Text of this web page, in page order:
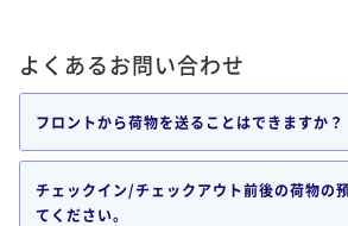
よくあるお問い合わせ
フロントから荷物を送ることはできますか？
チェックイン/チェックアウト前後の荷物の
てください。